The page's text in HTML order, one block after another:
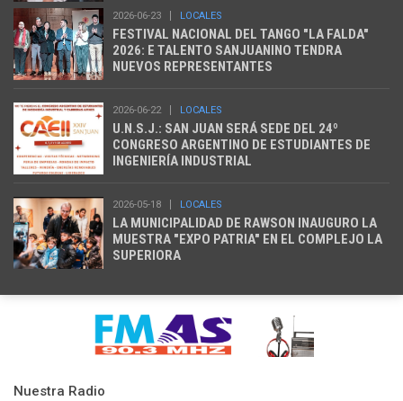
2026-06-23 LOCALES
FESTIVAL NACIONAL DEL TANGO "LA FALDA"
2026: E TALENTO SANJUANINO TENDRA
NUEVOS REPRESENTANTES
2026-06-22 LOCALES
U.N.S.J.: SAN JUAN SERÁ SEDE DEL 24º
CONGRESO ARGENTINO DE ESTUDIANTES DE
INGENIERÍA INDUSTRIAL
2026-05-18 LOCALES
LA MUNICIPALIDAD DE RAWSON INAUGURO LA
MUESTRA "EXPO PATRIA" EN EL COMPLEJO LA
SUPERIORA
Nuestra Radio